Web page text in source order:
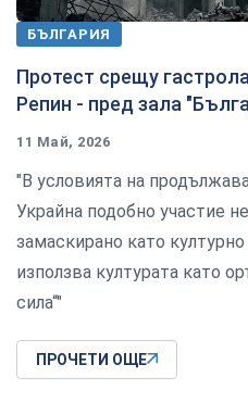
БЪЛГАРИЯ
Протест срещу
Репин - пред зала
11 Май, 2026
"В условията на
Украйна подобно участие
замаскирано като
използва културата като
сила“"
ПРОЧЕТИ ОЩЕ